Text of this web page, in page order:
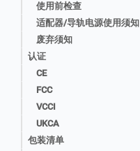
使用前检查
适配器/导轨电源使用须知
废弃须知
认证
CE
FCC
VCCI
UKCA
包装清单